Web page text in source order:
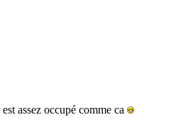
assez occupé comme ca